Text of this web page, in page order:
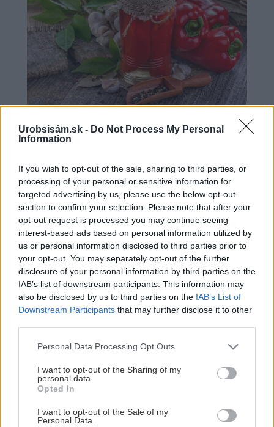
Urobsisám.sk - Do Not Process My Personal
Information
If you wish to opt-out of the sale, sharing to third parties, or
processing of your personal or sensitive information for
targeted advertising by us, please use the below opt-out
section to confirm your selection. Please note that after your
opt-out request is processed you may continue seeing
interest-based ads based on personal information utilized by
us or personal information disclosed to third parties prior to
your opt-out. You may separately opt-out of the further
disclosure of your personal information by third parties on the
IAB’s list of downstream participants. This information may
also be disclosed by us to third parties on the IAB’s List of
Downstream Participants that may further disclose it to other
Please note that this website/app uses one or more Google
not limited to your visit or usage behaviour. You may click to
grant or deny consent to Google and its third-party tags to
use your data for below specified purposes in below Google
consent section.
Personal Data Processing Opt Outs
I want to opt-out of the Sharing of my
personal data.
Opted In
I want to opt-out of the Sale of my
Personal Data.
Chystáte sa zavárať kápiu? Táto chyba ju
premení na nevábne mäkkú hmotu
Vnútorné žalúzie sú v 40-stupňových
a ako to vyriešiť za pár eur?